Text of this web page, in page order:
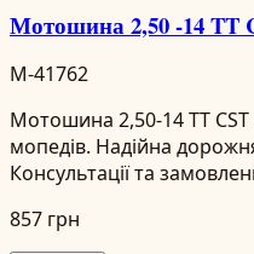
Мотошина 2,50 -14 TT
M-41762
Мотошина 2,50-14 TT
мопедів. Надійна
Консультації та
857 грн